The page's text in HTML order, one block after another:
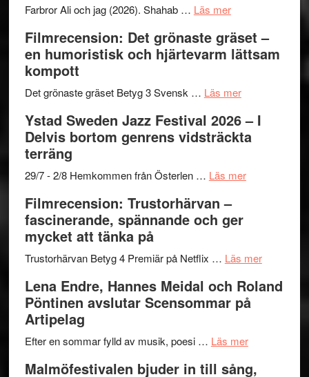
Want
Believe
–
Frankenshtey
med
Fox
och
Scully
presenterar
nya
titlar
årets
Farbror Ali och jag (2026). Shahab … Läs merom
Shahab
Mehrabi
Filmstadens
stipendium
Filmrecension: Det grönaste gräset –
en humoristisk och hjärtevarm lättsam
kompott
Det grönaste gräset Betyg 3 Svensk … Läs merom
Det
grönaste
–
och
lättsam
Ystad Sweden Jazz Festival 2026 – I
Delvis bortom genrens vidsträckta
terräng
29/7 - 2/8 Hemkommen från Österlen … Läs merom
2026
I
Delvis
genrens
terräng
Filmrecension: Trustorhärvan –
fascinerande, spännande och ger
mycket att tänka på
Trustorhärvan Betyg 4 Premiär på Netflix … Läs merom
Lena Endre, Hannes Meidal och Roland
Pöntinen avslutar Scensommar på
Artipelag
Efter en sommar fylld av musik, poesi … Läs merom
Endre,
Malmöfestivalen bjuder in till sång,